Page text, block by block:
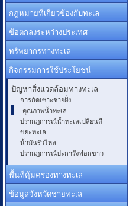
กฎหมายที่เกี่ยวข้องกับทะเล
ข้อตกลงระหว่างประเทศ
ทรัพยากรทางทะเล
กิจกรรมการใช้ประโยชน์
ปัญหาสิ่งแวดล้อมทางทะเล
การกัดเซาะชายฝั่ง
คุณภาพน้ำทะเล
ปรากฎการณ์น้ำทะเลเปลี่ยนสี
ขยะทะเล
น้ำมันรั่วไหล
ปรากฎการณ์ปะการังฟอกขาว
พื้นที่คุ้มครองทางทะเล
ข้อมูลจังหวัดชายทะเล